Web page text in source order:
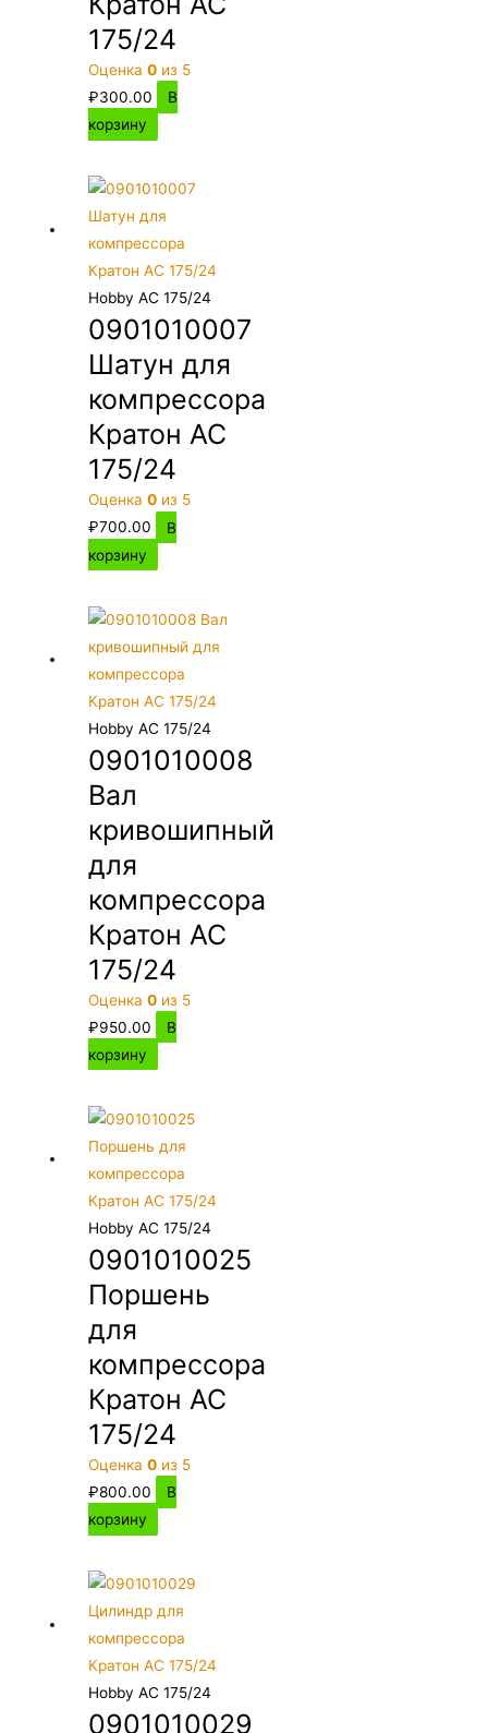
175/24
Оценка0 из 5
₽300.00
В
корзину
Hobby AC 175/24
0901010007
Шатун для
компрессора
Кратон AC
175/24
Оценка0 из 5
₽700.00
В
корзину
Hobby AC 175/24
0901010008
Вал
кривошипный
для
компрессора
Кратон AC
175/24
Оценка0 из 5
₽950.00
В
корзину
Hobby AC 175/24
0901010025
Поршень
для
компрессора
Кратон AC
175/24
Оценка0 из 5
₽800.00
В
корзину
Hobby AC 175/24
0901010029